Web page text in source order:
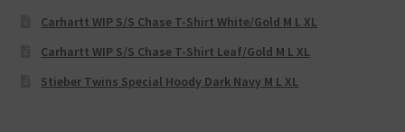
Carhartt WIP S/S Chase T-Shirt White/Gold M L XL
Carhartt WIP S/S Chase T-Shirt Leaf/Gold M L XL
Stieber Twins Special Hoody Dark Navy M L XL